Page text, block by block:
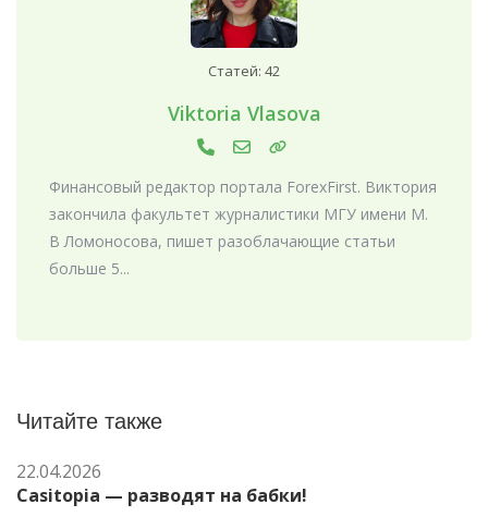
Статей: 42
Viktoria Vlasova
Финансовый редактор портала ForexFirst. Виктория
закончила факультет журналистики МГУ имени М.
В Ломоносова, пишет разоблачающие статьи
больше 5...
Читайте также
22.04.2026
Casitopia — разводят на бабки!